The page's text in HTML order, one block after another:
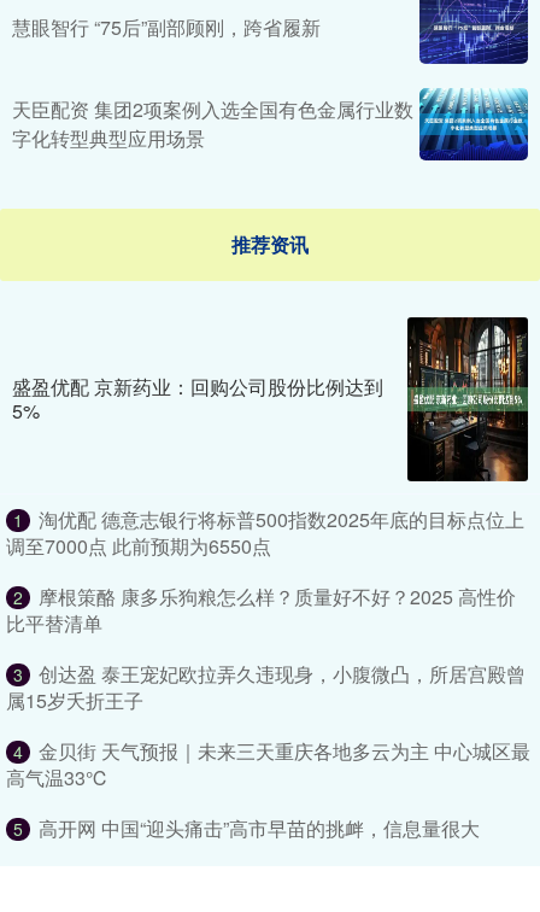
慧眼智行 “75后”副部顾刚，跨省履新
天臣配资 集团2项案例入选全国有色金属行业数
字化转型典型应用场景
推荐资讯
盛盈优配 京新药业：回购公司股份比例达到
5%
1
淘优配 德意志银行将标普500指数2025年底的目标点位上
调至7000点 此前预期为6550点
2
摩根策酪 康多乐狗粮怎么样？质量好不好？2025 高性价
比平替清单
3
创达盈 泰王宠妃欧拉弄久违现身，小腹微凸，所居宫殿曾
属15岁夭折王子
4
金贝街 天气预报｜未来三天重庆各地多云为主 中心城区最
高气温33℃
5 高开网 中国“迎头痛击”高市早苗的挑衅，信息量很大